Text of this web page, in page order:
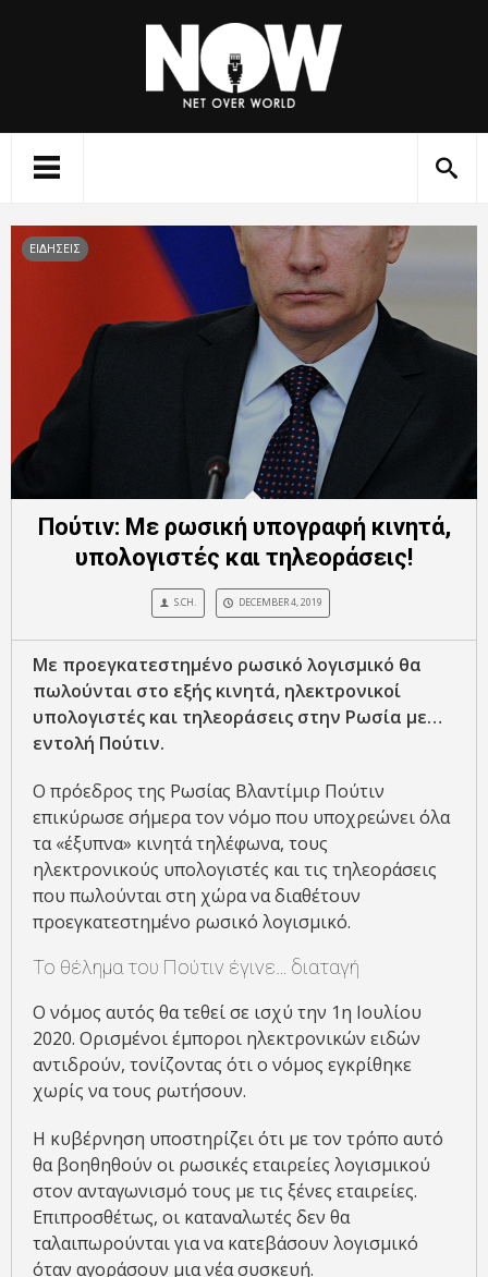
ΕΙΔΗΣΕΙΣ
Πούτιν: Με ρωσική υπογραφή κινητά,
υπολογιστές και τηλεοράσεις!
S.CH. DECEMBER 4, 2019
Με προεγκατεστημένο ρωσικό λογισμικό θα
πωλούνται στο εξής κινητά, ηλεκτρονικοί
υπολογιστές και τηλεοράσεις στην Ρωσία με…
εντολή Πούτιν.
Ο πρόεδρος της Ρωσίας Βλαντίμιρ Πούτιν
επικύρωσε σήμερα τον νόμο που υποχρεώνει όλα
τα «έξυπνα» κινητά τηλέφωνα, τους
ηλεκτρονικούς υπολογιστές και τις τηλεοράσεις
που πωλούνται στη χώρα να διαθέτουν
προεγκατεστημένο ρωσικό λογισμικό.
Το θέλημα του Πούτιν έγινε… διαταγή
Ο νόμος αυτός θα τεθεί σε ισχύ την 1η Ιουλίου
2020. Ορισμένοι έμποροι ηλεκτρονικών ειδών
αντιδρούν, τονίζοντας ότι ο νόμος εγκρίθηκε
χωρίς να τους ρωτήσουν.
Η κυβέρνηση υποστηρίζει ότι με τον τρόπο αυτό
θα βοηθηθούν οι ρωσικές εταιρείες λογισμικού
στον ανταγωνισμό τους με τις ξένες εταιρείες.
Επιπροσθέτως, οι καταναλωτές δεν θα
ταλαιπωρούνται για να κατεβάσουν λογισμικό
όταν αγοράσουν μια νέα συσκευή.